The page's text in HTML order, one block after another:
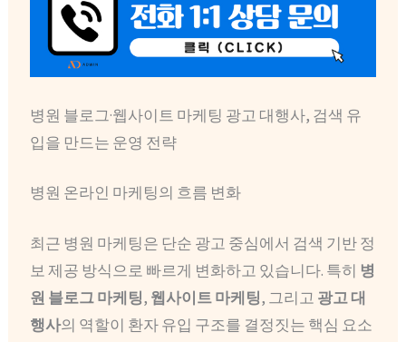
병원 블로그·웹사이트 마케팅 광고 대행사, 검색 유
입을 만드는 운영 전략
병원 온라인 마케팅의 흐름 변화
최근 병원 마케팅은 단순 광고 중심에서 검색 기반 정
보 제공 방식으로 빠르게 변화하고 있습니다. 특히 병
원 블로그 마케팅, 웹사이트 마케팅, 그리고 광고 대
행사의 역할이 환자 유입 구조를 결정짓는 핵심 요소